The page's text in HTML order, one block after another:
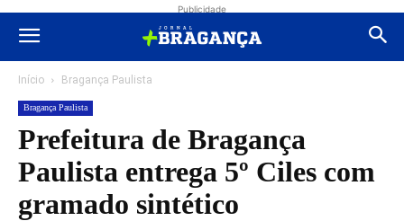
Publicidade
Início Bragança Paulista
Bragança Paulista
Prefeitura de Bragança
Paulista entrega 5º Ciles com
gramado sintético